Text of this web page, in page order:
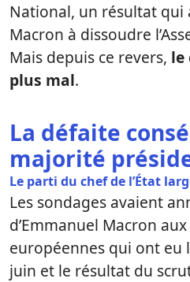
National, un résultat qui
Macron à dissoudre
Mais depuis ce revers, le
plus mal.
La défaite
majorité
Le parti du chef de l’État
Les sondages avaient
d’Emmanuel Macron
européennes qui ont eu
juin et le résultat du